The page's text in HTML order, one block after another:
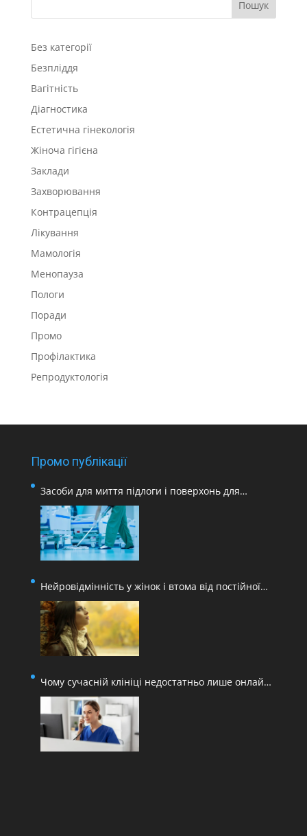
Пошук
Без категорії
Безпліддя
Вагітність
Діагностика
Естетична гінекологія
Жіноча гігієна
Заклади
Захворювання
Контрацепція
Лікування
Мамологія
Менопауза
Пологи
Поради
Промо
Профілактика
Репродуктологія
Промо публікації
Засоби для миття підлоги і поверхонь для
медичних закладів
Нейровідмінність у жінок і втома від постійної
адаптації
Чому сучасній клініці недостатньо лише онлайн-
запису